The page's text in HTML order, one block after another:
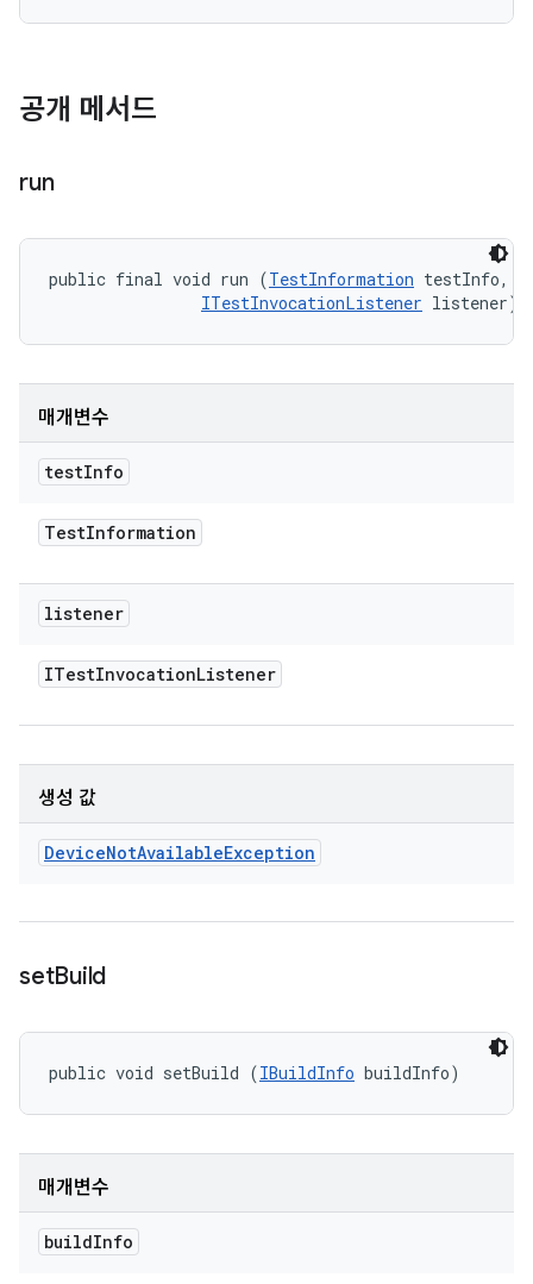
공개 메서드
run
public final void run (TestInformation testInfo,
ITestInvocationListener listener)
매개변수
testInfo
TestInformation
listener
ITestInvocationListener
생성 값
DeviceNotAvailableException
setBuild
public void setBuild (IBuildInfo buildInfo)
매개변수
buildInfo